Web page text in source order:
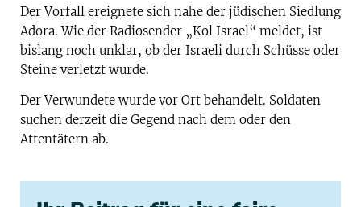
Der Vorfall ereignete sich nahe der jüdischen Siedlung
Adora. Wie der Radiosender „Kol Israel“ meldet, ist
bislang noch unklar, ob der Israeli durch Schüsse oder
Steine verletzt wurde.
Der Verwundete wurde vor Ort behandelt. Soldaten
suchen derzeit die Gegend nach dem oder den
Attentätern ab.